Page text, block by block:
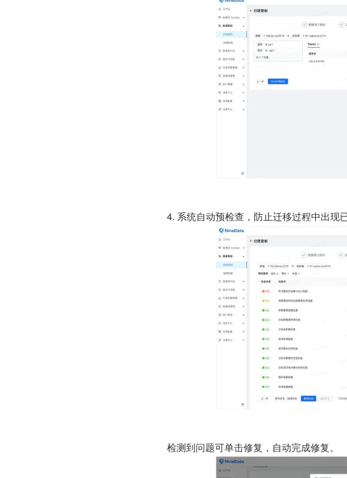
4. 系统自动预检查，防止迁移过程中出现
检测到问题可单击修复，自动完成修复。